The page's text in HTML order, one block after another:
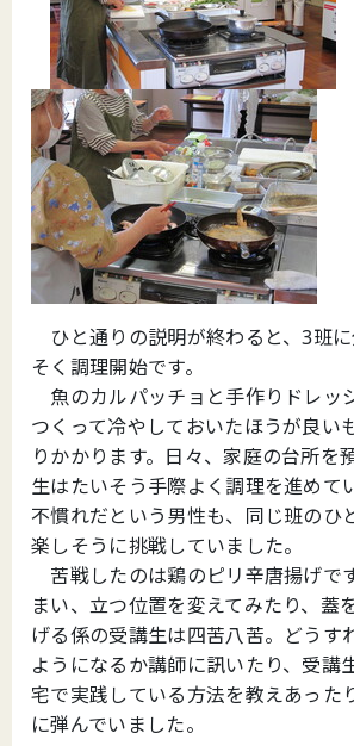
ひと通りの説明が終わると、3班
そく調理開始です。
魚のカルパッチョと手作りドレッ
つくって冷やしておいたほうが良い
りかかります。日々、家庭の台所を
生はたいそう手際よく調理を進めて
不慣れだという男性も、同じ班のひ
楽しそうに挑戦していました。
苦戦したのは鶏のピリ辛唐揚げで
まい、立つ位置を変えてみたり、蓋
げる係の受講生は四苦八苦。どうす
ようになるか講師に訊いたり、受講
宅で実践している方法を教えあった
に弾んでいました。